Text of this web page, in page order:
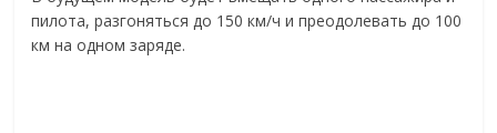
пилота, разгоняться до 150 км/ч и преодолевать до 100
км на одном заряде.